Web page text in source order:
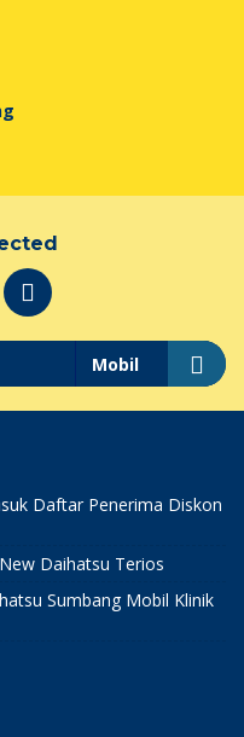
Daftar Penerima Diskon
Daihatsu Terios
Sumbang Mobil Klinik